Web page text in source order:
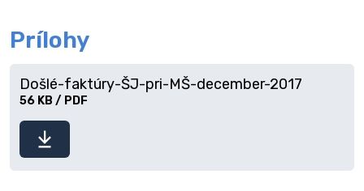
Prílohy
Stiahnuť
súbor
Došlé-faktúry-ŠJ-pri-MŠ-december-2017
56 KB / PDF